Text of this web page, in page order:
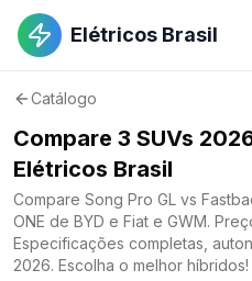
Elétricos Brasil
Catálogo
Compare 3 SUVs
Elétricos Brasil
Compare Song Pro GL vs
ONE de BYD e Fiat e GWM.
Especificações completas,
2026. Escolha o melhor híbridos!